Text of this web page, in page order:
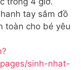
tay sắm đồ
toàn cho bé yêu
sinh-nhat-